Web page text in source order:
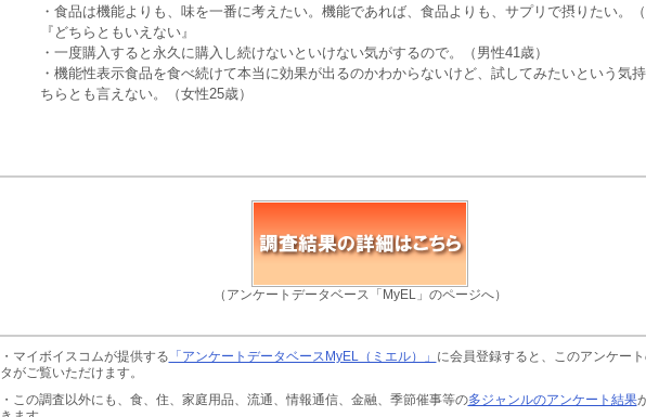
・食品は機能よりも、味を一番に考えたい。機能であれば、食品よりも、サプリで摂りたい。（
『どちらともいえない』
・一度購入すると永久に購入し続けないといけない気がするので。（男性41歳）
・機能性表示食品を食べ続けて本当に効果が出るのかわからないけど、試してみたいという気
ちらとも言えない。（女性25歳）
（アンケートデータベース「MyEL」のページへ）
・マイボイスコムが提供する 「アンケートデータベースMyEL（ミエル）」 に会員登録すると、このアンケー
タがご覧いただけます。
・この調査以外にも、食、住、家庭用品、流通、情報通信、金融、季節催事等の多ジャンルのアンケート結果